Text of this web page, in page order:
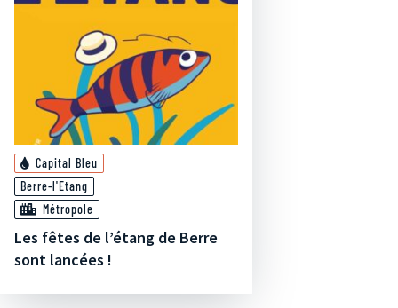
Capital Bleu
Berre-l'Etang
Métropole
Les fêtes de l’étang de Berre
sont lancées !